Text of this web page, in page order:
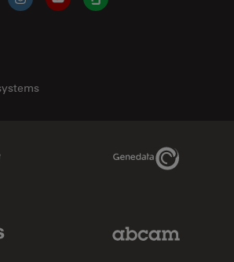
InstagramYouTubeGlassdoor
Genedata Link